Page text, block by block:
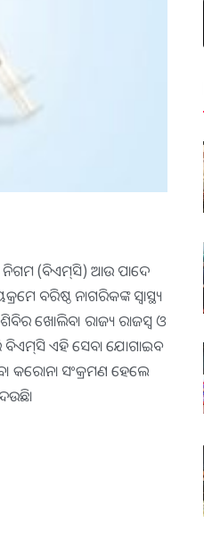
ନିଗମ (ବିଏମ୍‌ସି) ଆଉ ପାଦେ
ବରିଷ୍ଠ ନାଗରିକଙ୍କ ସ୍ବାସ୍ଥ୍ୟ
ଶିବିର ଖୋଲିବ। ରାଜ୍ୟ ରାଜସ୍ବ ଓ
ବିଏମ୍‌ସି ଏହି ସେବା ଯୋଗାଇବ
କରୋନା ସଂକ୍ରମଣ ହେଲେ